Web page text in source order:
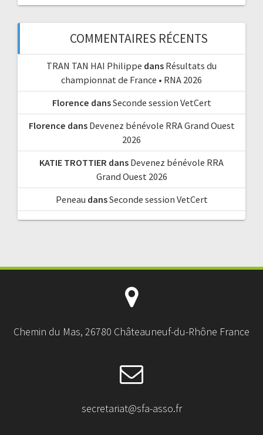
COMMENTAIRES RÉCENTS
TRAN TAN HAI Philippe dans Résultats du
championnat de France • RNA 2026
Florence dansSeconde session VetCert
Florence dans Devenez bénévole RRA Grand Ouest
2026
KATIE TROTTIER dans Devenez bénévole RRA
Grand Ouest 2026
Peneau dansSeconde session VetCert
Chemin du Mas, 26780 Châteauneuf-du-Rhône France
secretariat@sfa-asso.fr